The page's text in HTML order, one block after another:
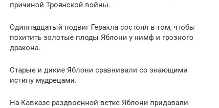
причиной Троянской войны.
Одиннадцатый подвиг Геракла состоял в том, чтобы
похитить золотые плоды Яблони у нимф и грозного
дракона.
Старые и дикие Яблони сравнивали со знающими
истину мудрецами.
На Кавказе раздвоенной ветке Яблони придавали